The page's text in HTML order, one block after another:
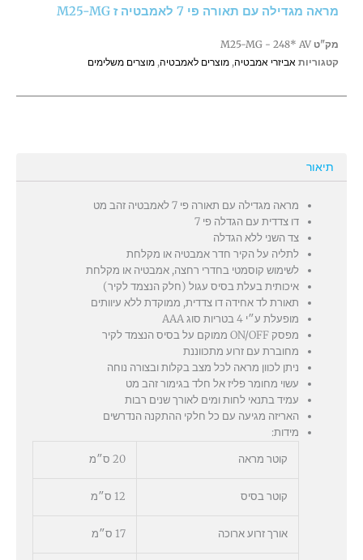
7
ז
M25-
מראה מגדילה עם תאורה פי 7 לאמבטיה ז M25-MG
מק"ט M25-MG - 248* AV
קטגוריות אביזרי אמבטיה, מוצרים לאמבטיה, מוצרים משלימים
תיאור
מראה מגדילה עם תאורה פי 7 לאמבטיה זהב מט
דו צדדית עם הגדלה פי 7
צד השני ללא הגדלה
לתליה על הקיר חדר אמבטיה או מקלחת
לשימוש קוסמטי בחדרי רחצה, אמבטיה או מקלחת
איכותית בעלת בסיס עגול (חלק הנצמד לקיר)
תאורת לד אחידה דו צדדית, ממוקדת ללא עיוותים
מופעלת ע״י 4 בטריות סוג AAA
מפסק ON/OFF ממוקם על בסיס הנצמד לקיר
מחוברת עם זרוע מתכווננת
ניתן לכוון מראה לכל מצב בקלות ובצורה נוחה
עשוי מחומר פליז אל חלד בגימור זהב מט
עמיד בתנאי לחות ומים לאורך שנים רבות
האריזה מגיעה עם כל חלקי ההתקנה הנדרשים
מידות:
קוטר מראה
20 ס״מ
קוטר בסיס 12 ס״מ
אורך זרוע ארוכה 17 ס״מ